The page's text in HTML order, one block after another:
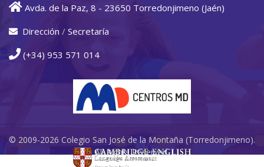
Avda. de la Paz, 8 - 23650 Torredonjimeno (Jaén)
Dirección / Secretaría
(+34) 953 571 014
© 2009-2026 Colegio San José de la Montaña (Torredonjimeno).
All Rights Reserved.